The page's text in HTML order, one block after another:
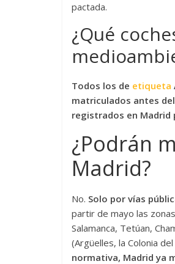
pactada.
¿Qué
Todos los de etiqueta
matriculados antes
registrados en Madrid
¿Podrán
Madrid?
No. Solo por vías
partir de mayo las
Salamanca, Tetúan,
(Argüelles, la Colonia
normativa, Madrid ya